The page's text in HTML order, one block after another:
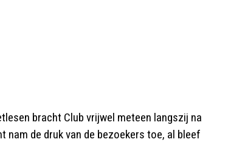
bracht Club vrijwel meteen langszij na
de druk van de bezoekers toe, al bleef